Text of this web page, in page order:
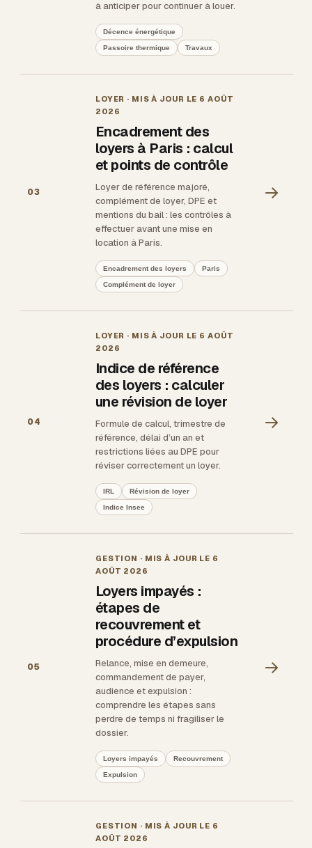
à anticiper pour continuer à louer.
Décence énergétique
Passoire thermique Travaux
03
LOYER · MIS À JOUR LE 6 AOÛT
2026
Encadrement des
loyers à Paris : calcul
et points de contrôle
Loyer de référence majoré,
complément de loyer, DPE et
mentions du bail : les contrôles à
effectuer avant une mise en
location à Paris.
Encadrement des loyers Paris
Complément de loyer
→
04
LOYER · MIS À JOUR LE 6 AOÛT
2026
Indice de référence
des loyers : calculer
une révision de loyer
Formule de calcul, trimestre de
référence, délai d’un an et
restrictions liées au DPE pour
réviser correctement un loyer.
IRL Révision de loyer
Indice Insee
→
05
GESTION · MIS À JOUR LE 6
AOÛT 2026
Loyers impayés :
étapes de
recouvrement et
procédure d’expulsion
Relance, mise en demeure,
commandement de payer,
audience et expulsion :
comprendre les étapes sans
perdre de temps ni fragiliser le
dossier.
Loyers impayés Recouvrement
Expulsion
→
GESTION · MIS À JOUR LE 6
AOÛT 2026